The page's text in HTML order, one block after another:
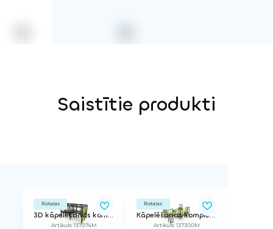
Saistītie produkti
Rotaļas
3D kāpelēšanas komplekss
Artikuls: 137074M
Rotaļas
Kāpelēšanas komplekss
Artikuls: 137300M